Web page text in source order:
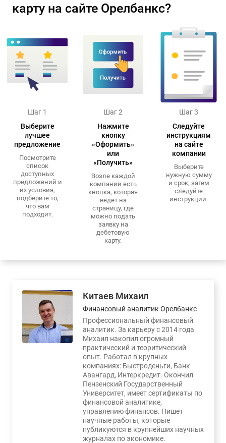
карту на сайте Орелбанкс?
Шаг 1
Выберите
лучшее
предложение
Посмотрите
список
доступных
предложений и
их условия,
подберите то,
что вам
подходит.
Шаг 2
Нажмите
кнопку
«Оформить»
или
«Получить»
Возле каждой
компании есть
кнопка, которая
ведет на
страницу, где
можно подать
заявку на
дебетовую
карту.
Шаг 3
Следуйте
инструкциям
на сайте
компании
Выберите
нужную сумму
и срок, затем
следуйте
инструкции.
Китаев Михаил
Финансовый аналитик Орелбанкс
Профессиональный финансовый
аналитик. За карьеру с 2014 года
Михаил накопил огромный
практический и теоритический
опыт. Работал в крупных
компаниях: Быстроденьги, Банк
Авангард, Интеркредит. Окончил
Пензенский Государственный
Университет, имеет сертификаты по
финансовой аналитике,
управлению финансов. Пишет
научные работы, которые
публикуются в крупнейших научных
журналах по экономике.